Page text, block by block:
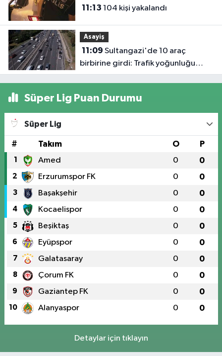
11:13 104 kişi yakalandı
Asayiş
11:09
birbirine girdi: Trafik yoğunluğu
havadan görüntülendi
Süper Lig Puan Durumu
Süper Lig
# Takım O P
1 Amed 0 0
2 Erzurumspor FK 0 0
3 Başakşehir 0 0
4 Kocaelispor 0 0
5 Beşiktaş 0 0
6 Eyüpspor 0 0
7 Galatasaray 0 0
8 Çorum FK 0 0
9 Gaziantep FK 0 0
10 Alanyaspor 0 0
Detaylar için tıklayın